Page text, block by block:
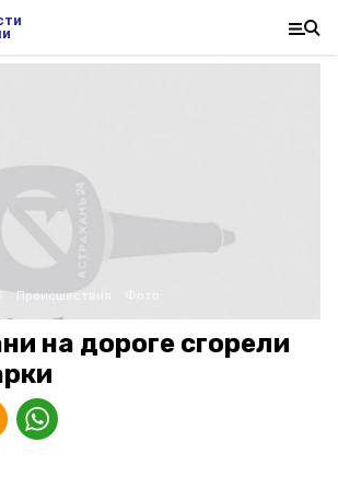
Происшествия
на дороге сгорели